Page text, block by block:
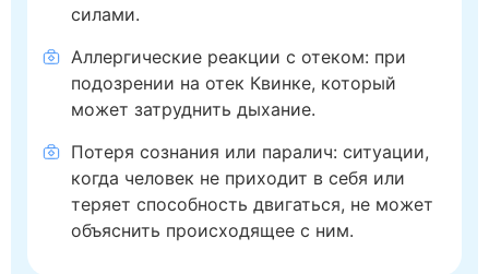
силами.
Аллергические реакции с отеком: при
подозрении на отек Квинке, который
может затруднить дыхание.
Потеря сознания или паралич: ситуации,
когда человек не приходит в себя или
теряет способность двигаться, не может
объяснить происходящее с ним.